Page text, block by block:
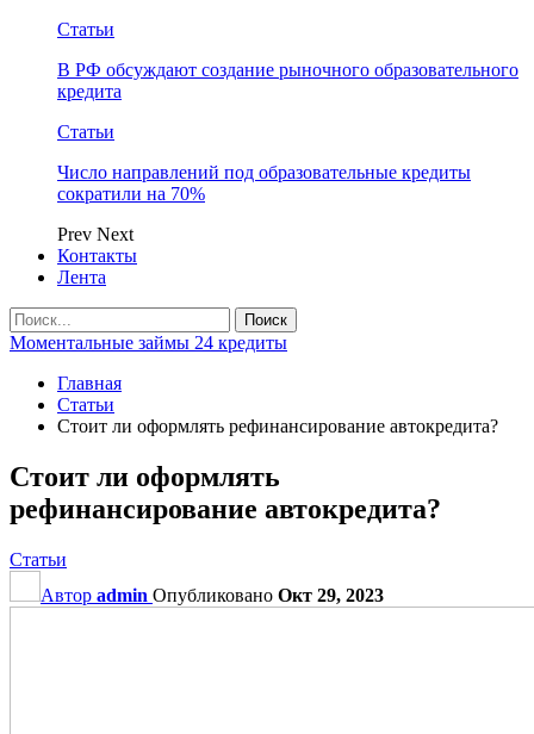
Статьи
В РФ обсуждают создание рыночного образовательного
кредита
Статьи
Число направлений под образовательные кредиты
сократили на 70%
Prev Next
Контакты
Лента
Моментальные займы 24 кредиты
Главная
Статьи
Стоит ли оформлять рефинансирование автокредита?
Стоит ли оформлять
рефинансирование автокредита?
Статьи
Автор admin Опубликовано Окт 29, 2023